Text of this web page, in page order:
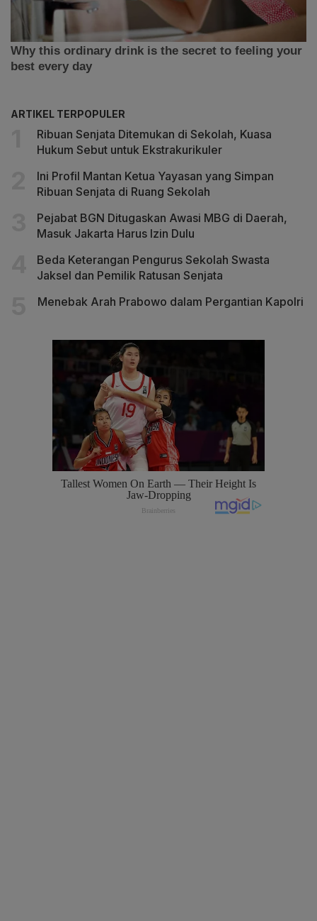
ARTIKEL TERPOPULER
Ribuan Senjata Ditemukan di Sekolah, Kuasa
Hukum Sebut untuk Ekstrakurikuler
Ini Profil Mantan Ketua Yayasan yang Simpan
Ribuan Senjata di Ruang Sekolah
Pejabat BGN Ditugaskan Awasi MBG di Daerah,
Masuk Jakarta Harus Izin Dulu
Beda Keterangan Pengurus Sekolah Swasta
Jaksel dan Pemilik Ratusan Senjata
Menebak Arah Prabowo dalam Pergantian Kapolri